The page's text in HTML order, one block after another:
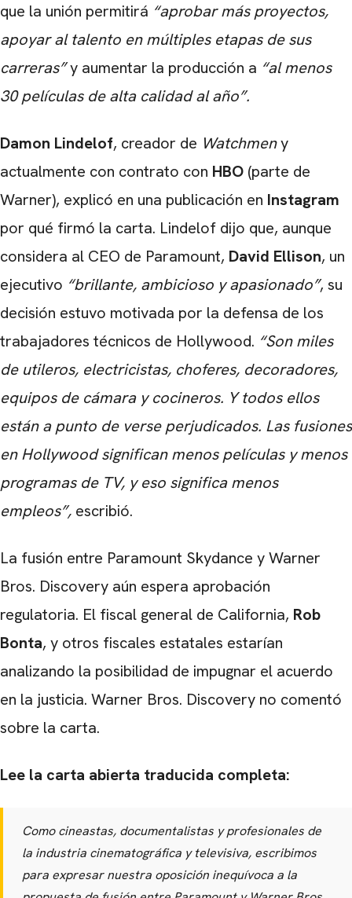
que la unión permitirá “aprobar más proyectos,
apoyar al talento en múltiples etapas de sus
carreras”y aumentar la producción a “al menos
30 películas de alta calidad al año”.
Damon Lindelof, creador de Watchmeny
actualmente con contrato con HBO (parte de
Warner), explicó en una publicación en Instagram
por qué firmó la carta. Lindelof dijo que, aunque
considera al CEO de Paramount, David Ellison, un
ejecutivo “brillante, ambicioso y apasionado”, su
decisión estuvo motivada por la defensa de los
trabajadores técnicos de Hollywood. “Son miles
de utileros, electricistas, choferes, decoradores,
equipos de cámara y cocineros. Y todos ellos
están a punto de verse perjudicados. Las fusiones
en Hollywood significan menos películas y menos
programas de TV, y eso significa menos
empleos”, escribió.
La fusión entre Paramount Skydance y Warner
Bros. Discovery aún espera aprobación
regulatoria. El fiscal general de California, Rob
Bonta, y otros fiscales estatales estarían
analizando la posibilidad de impugnar el acuerdo
en la justicia. Warner Bros. Discovery no comentó
sobre la carta.
Lee la carta abierta traducida completa:
Como cineastas, documentalistas y profesionales de
la industria cinematográfica y televisiva, escribimos
para expresar nuestra oposición inequívoca a la